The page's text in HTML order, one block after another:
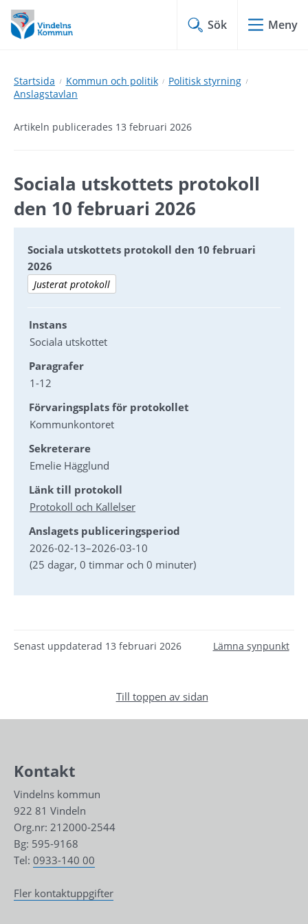
Hoppa
till
innehåll
Hoppa
till
undermeny
Sök Meny
Startsida Kommun och politik
Politisk styrning
Anslagstavlan
Artikeln publicerades 13 februari 2026
Sociala utskottets protokoll
den 10 februari 2026
Sociala utskottets protokoll den 10 februari
2026
Justerat protokoll
Instans
Sociala utskottet
Paragrafer
1-12
Förvaringsplats för protokollet
Kommunkontoret
Sekreterare
Emelie Hägglund
Länk till protokoll
Protokoll och Kallelser
Anslagets publiceringsperiod
2026-02-13–2026-03-10
(25 dagar, 0 timmar och 0 minuter)
Senast uppdaterad 13 februari 2026 Lämna synpunkt
Till toppen av sidan
Kontakt
Vindelns kommun
922 81 Vindeln
Org.nr: 212000-2544
Bg: 595-9168
Tel: 0933-140 00
Fler kontaktuppgifter